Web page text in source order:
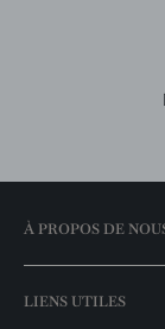
À PROPOS DE
Notre histoire
Trouvez une
LIENS UTILES